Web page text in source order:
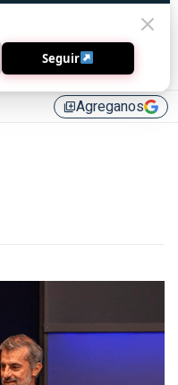
library_addAgreganos
Seguir